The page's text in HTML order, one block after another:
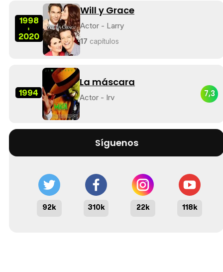
1998
-
2020
Will y Grace
Actor - Larry
17 capítulos
1994
La máscara
Actor - Irv 7,3
Síguenos
92k 310k 22k 118k